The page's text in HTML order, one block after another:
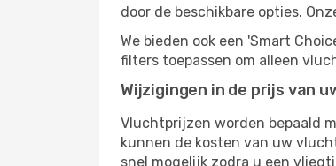
door de beschikbare opties.
We bieden ook een 'Smart
filters toepassen om alleen
Wijzigingen in de prijs van
Vluchtprijzen worden bepaald
kunnen de kosten van uw
snel mogelijk zodra u een